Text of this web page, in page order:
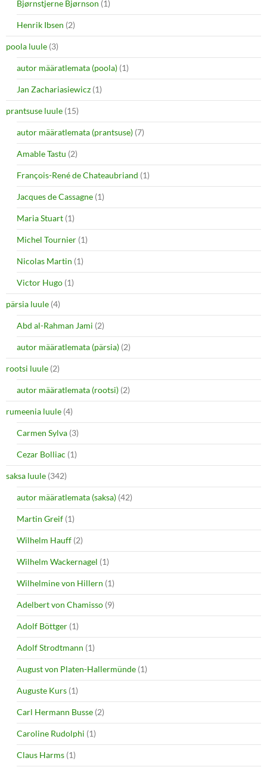
Bjørnstjerne Bjørnson (1)
Henrik Ibsen (2)
poola luule (3)
autor määratlemata (poola) (1)
Jan Zachariasiewicz (1)
prantsuse luule (15)
autor määratlemata (prantsuse) (7)
Amable Tastu (2)
François-René de Chateaubriand (1)
Jacques de Cassagne (1)
Maria Stuart (1)
Michel Tournier (1)
Nicolas Martin (1)
Victor Hugo (1)
pärsia luule (4)
Abd al-Rahman Jami (2)
autor määratlemata (pärsia) (2)
rootsi luule (2)
autor määratlemata (rootsi) (2)
rumeenia luule (4)
Carmen Sylva (3)
Cezar Bolliac (1)
saksa luule (342)
autor määratlemata (saksa) (42)
Martin Greif (1)
Wilhelm Hauff (2)
Wilhelm Wackernagel (1)
Wilhelmine von Hillern (1)
Adelbert von Chamisso (9)
Adolf Böttger (1)
Adolf Strodtmann (1)
August von Platen-Hallermünde (1)
Auguste Kurs (1)
Carl Hermann Busse (2)
Caroline Rudolphi (1)
Claus Harms (1)